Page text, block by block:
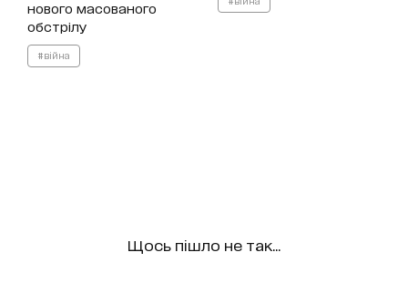
нового масованого
обстрілу
#війна
Щось пішло не так...